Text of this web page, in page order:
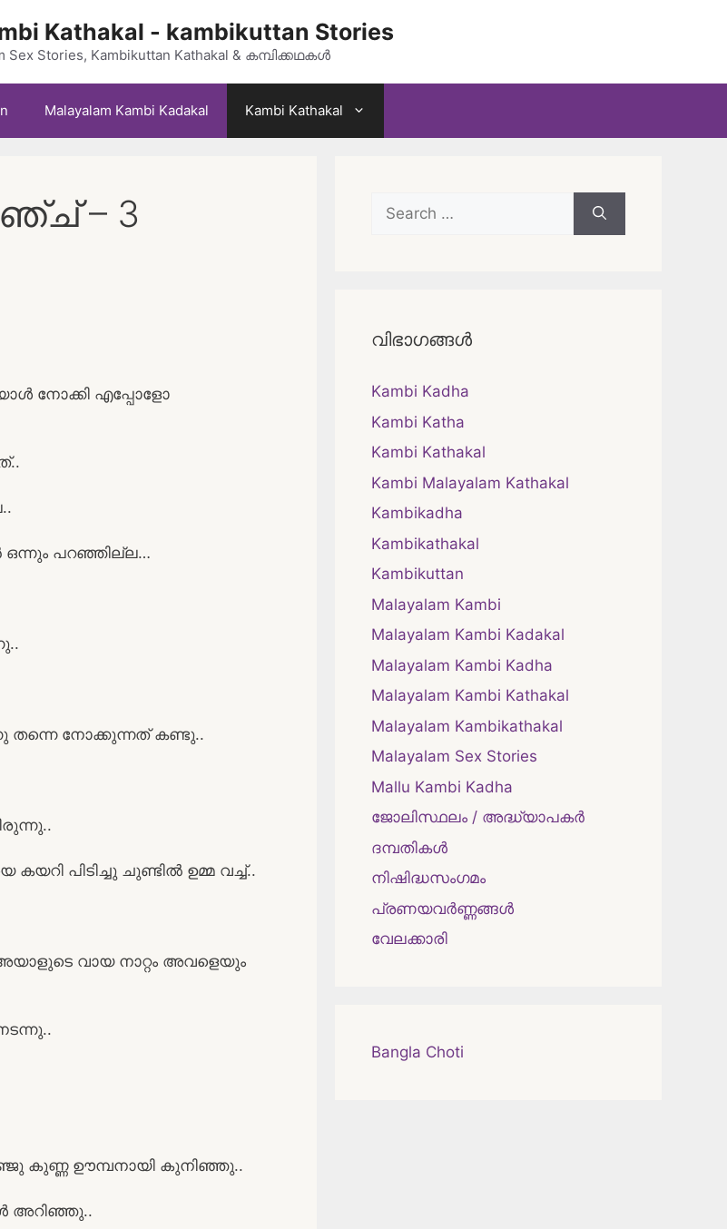
Kathakal - kambikuttan Stories
Sex Stories, Kambikuttan Kathakal & കമ്പിക്കഥകൾ
Malayalam Kambi Kadakal Kambi Kathakal
– 3
നോക്കി എപ്പോളോ
ഒന്നും പറഞ്ഞില്ല…
തന്നെ നോക്കുന്നത് കണ്ടു..
പിടിച്ചു ചുണ്ടിൽ ഉമ്മ വച്ച്..
വായ നാറ്റം അവളെയും
കുണ്ണ ഊമ്പനായി കുനിഞ്ഞു..
അറിഞ്ഞു..
Search
for:
വിഭാഗങ്ങൾ
Kambi Kadha
Kambi Katha
Kambi Kathakal
Kambi Malayalam Kathakal
Kambikadha
Kambikathakal
Kambikuttan
Malayalam Kambi
Malayalam Kambi Kadakal
Malayalam Kambi Kadha
Malayalam Kambi Kathakal
Malayalam Kambikathakal
Malayalam Sex Stories
Mallu Kambi Kadha
ജോലിസ്ഥലം / അദ്ധ്യാപകർ
ദമ്പതികള്‍
നിഷിദ്ധസംഗമം
പ്രണയവർണ്ണങ്ങൾ
വേലക്കാരി
Bangla Choti